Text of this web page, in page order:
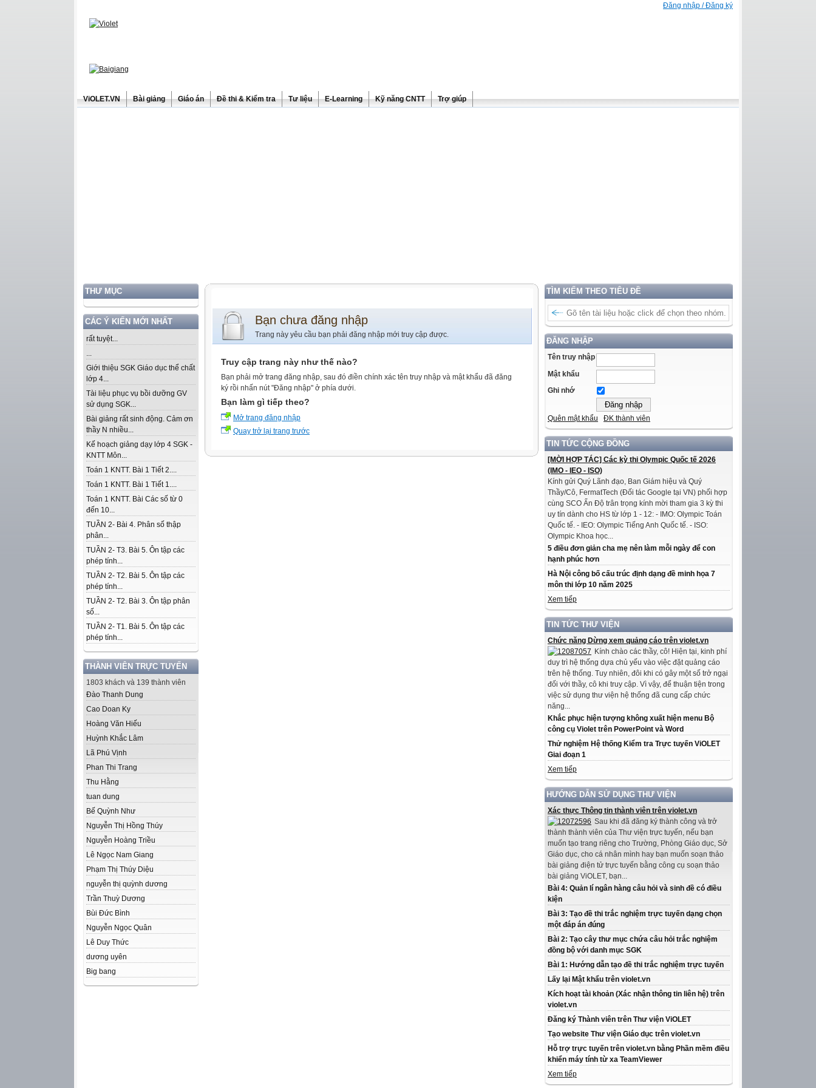
Đăng nhập / Đăng ký
ViOLET.VN Bài giảng Giáo án Đề thi & Kiểm tra Tư liệu E-Learning Kỹ năng CNTT Trợ giúp
THƯ MỤC
CÁC Ý KIẾN MỚI NHẤT
rất tuyệt...
...
Giới thiệu SGK Giáo dục thể chất
lớp 4...
Tài liệu phục vụ bồi dưỡng GV
sử dụng SGK...
Bài giảng rất sinh động. Cảm ơn
thầy N nhiều...
Kế hoạch giảng dạy lớp 4 SGK -
KNTT Môn...
Toán 1 KNTT. Bài 1 Tiết 2....
Toán 1 KNTT. Bài 1 Tiết 1....
Toán 1 KNTT. Bài Các số từ 0
đến 10...
TUẦN 2- Bài 4. Phân số thập
phân...
TUẦN 2- T3. Bài 5. Ôn tập các
phép tính...
TUẦN 2- T2. Bài 5. Ôn tập các
phép tính...
TUẦN 2- T2. Bài 3. Ôn tập phân
số...
TUẦN 2- T1. Bài 5. Ôn tập các
phép tính...
THÀNH VIÊN TRỰC TUYẾN
1803 khách và 139 thành viên
Đào Thanh Dung
Cao Doan Ky
Hoàng Văn Hiếu
Huỳnh Khắc Lâm
Lã Phú Vịnh
Phan Thi Trang
Thu Hằng
tuan dung
Bế Quỳnh Như
Nguyễn Thị Hồng Thúy
Nguyễn Hoàng Triều
Lê Ngọc Nam Giang
Phạm Thị Thúy Diệu
nguyễn thị quỳnh dương
Trần Thuỳ Dương
Bùi Đức Bình
Nguyễn Ngọc Quân
Lê Duy Thức
dương uyên
Big bang
TÌM KIẾM THEO TIÊU ĐỀ
ĐĂNG NHẬP
Tên truy nhập
Mật khẩu
Ghi nhớ
Quên mật khẩu ĐK thành viên
TIN TỨC CỘNG ĐỒNG
[MỜI HỢP TÁC] Các kỳ thi Olympic Quốc tế 2026
(IMO - IEO - ISO)
Kính gửi Quý Lãnh đạo, Ban Giám hiệu và Quý
Thầy/Cô, FermatTech (Đối tác Google tại VN) phối hợp
cùng SCO Ấn Độ trân trọng kính mời tham gia 3 kỳ thi
uy tín dành cho HS từ lớp 1 - 12: - IMO: Olympic Toán
Quốc tế. - IEO: Olympic Tiếng Anh Quốc tế. - ISO:
Olympic Khoa học...
5 điều đơn giản cha mẹ nên làm mỗi ngày để con
hạnh phúc hơn
Hà Nội công bố cấu trúc định dạng đề minh họa 7
môn thi lớp 10 năm 2025
Xem tiếp
TIN TỨC THƯ VIỆN
Chức năng Dừng xem quảng cáo trên violet.vn
Kính chào các thầy, cô! Hiện tại, kinh phí
duy trì hệ thống dựa chủ yếu vào việc đặt quảng cáo
trên hệ thống. Tuy nhiên, đôi khi có gây một số trở ngại
đối với thầy, cô khi truy cập. Vì vậy, để thuận tiện trong
việc sử dụng thư viện hệ thống đã cung cấp chức
năng...
Khắc phục hiện tượng không xuất hiện menu Bộ
công cụ Violet trên PowerPoint và Word
Thử nghiệm Hệ thống Kiểm tra Trực tuyến ViOLET
Giai đoạn 1
Xem tiếp
HƯỚNG DẪN SỬ DỤNG THƯ VIỆN
Xác thực Thông tin thành viên trên violet.vn
Sau khi đã đăng ký thành công và trở
thành thành viên của Thư viện trực tuyến, nếu bạn
muốn tạo trang riêng cho Trường, Phòng Giáo dục, Sở
Giáo dục, cho cá nhân mình hay bạn muốn soạn thảo
bài giảng điện tử trực tuyến bằng công cụ soạn thảo
bài giảng ViOLET, bạn...
Bài 4: Quản lí ngân hàng câu hỏi và sinh đề có điều
kiện
Bài 3: Tạo đề thi trắc nghiệm trực tuyến dạng chọn
một đáp án đúng
Bài 2: Tạo cây thư mục chứa câu hỏi trắc nghiệm
đồng bộ với danh mục SGK
Bài 1: Hướng dẫn tạo đề thi trắc nghiệm trực tuyến
Lấy lại Mật khẩu trên violet.vn
Kích hoạt tài khoản (Xác nhận thông tin liên hệ) trên
violet.vn
Đăng ký Thành viên trên Thư viện ViOLET
Tạo website Thư viện Giáo dục trên violet.vn
Hỗ trợ trực tuyến trên violet.vn bằng Phần mềm điều
khiển máy tính từ xa TeamViewer
Xem tiếp
Bạn chưa đăng nhập
Trang này yêu cầu bạn phải đăng nhập mới truy cập được.
Truy cập trang này như thế nào?
Bạn phải mở trang đăng nhập, sau đó điền chính xác tên truy nhập và mật khẩu đã đăng
ký rồi nhấn nút "Đăng nhập" ở phía dưới.
Bạn làm gì tiếp theo?
Mở trang đăng nhập
Quay trở lại trang trước